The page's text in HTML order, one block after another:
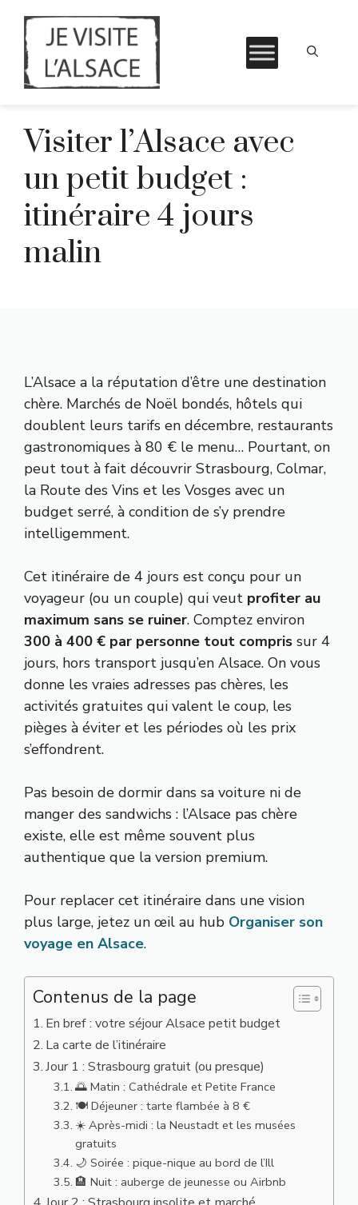
contenuVisiter l’Alsace avec
un petit budget :
itinéraire 4 jours
malin
L’Alsace a la réputation d’être une destination
chère. Marchés de Noël bondés, hôtels qui
doublent leurs tarifs en décembre, restaurants
gastronomiques à 80 € le menu… Pourtant, on
peut tout à fait découvrir Strasbourg, Colmar,
la Route des Vins et les Vosges avec un
budget serré, à condition de s’y prendre
intelligemment.
Cet itinéraire de 4 jours est conçu pour un
voyageur (ou un couple) qui veut profiter au
maximum sans se ruiner. Comptez environ
300 à 400 € par personne tout compris sur 4
jours, hors transport jusqu’en Alsace. On vous
donne les vraies adresses pas chères, les
activités gratuites qui valent le coup, les
pièges à éviter et les périodes où les prix
s’effondrent.
Pas besoin de dormir dans sa voiture ni de
manger des sandwichs : l’Alsace pas chère
existe, elle est même souvent plus
authentique que la version premium.
Pour replacer cet itinéraire dans une vision
plus large, jetez un œil au hub Organiser son
voyage en Alsace.
Contenus de la page
En bref : votre séjour Alsace petit budget
La carte de l’itinéraire
Jour 1 : Strasbourg gratuit (ou presque)
🌅 Matin : Cathédrale et Petite France
🍽️ Déjeuner : tarte flambée à 8 €
☀️ Après-midi : la Neustadt et les musées
gratuits
🌙 Soirée : pique-nique au bord de l’Ill
🏨 Nuit : auberge de jeunesse ou Airbnb